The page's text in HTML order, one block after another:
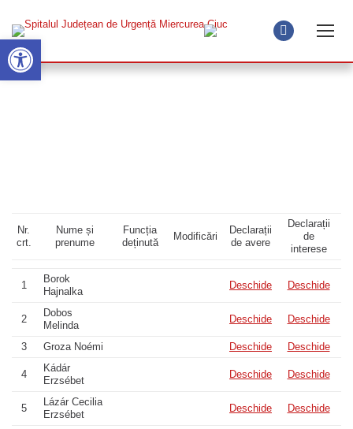
Open toolbar
Facebook
page
Nr.
crt.
Nume și
prenume
Funcția
deținută
Modificări
Declarații
de avere
Declarații
de
interese
1
Borok
Hajnalka
Deschide Deschide
2
Dobos
Melinda
Deschide Deschide
3 Groza Noémi Deschide Deschide
4
Kádár
Erzsébet
Deschide Deschide
5
Lázár Cecilia
Erzsébet
Deschide Deschide